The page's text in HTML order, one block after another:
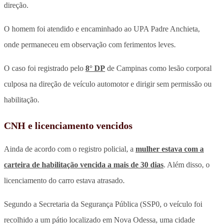
direção.
O homem foi atendido e encaminhado ao UPA Padre Anchieta,
onde permaneceu em observação com ferimentos leves.
O caso foi registrado pelo 8° DP de Campinas como lesão corporal
culposa na direção de veículo automotor e dirigir sem permissão ou
habilitação.
CNH e licenciamento vencidos
Ainda de acordo com o registro policial, a mulher estava com a
carteira de habilitação vencida a mais de 30 dias. Além disso, o
licenciamento do carro estava atrasado.
Segundo a Secretaria da Segurança Pública (SSP0, o veículo foi
recolhido a um pátio localizado em Nova Odessa, uma cidade